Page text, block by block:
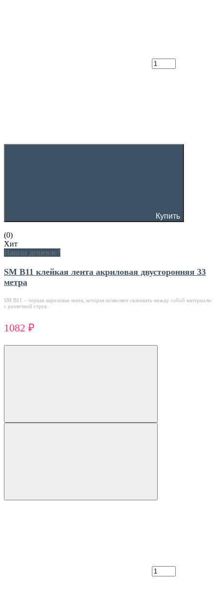
Купить
(0)
Хит
Нашли дешевле?
SM B11 клейкая лента акриловая двусторонняя 33
метра
SM В11 – черная акриловая лента, которая позволяет склеивать между собой материалы
с различной струк..
1082 ₽